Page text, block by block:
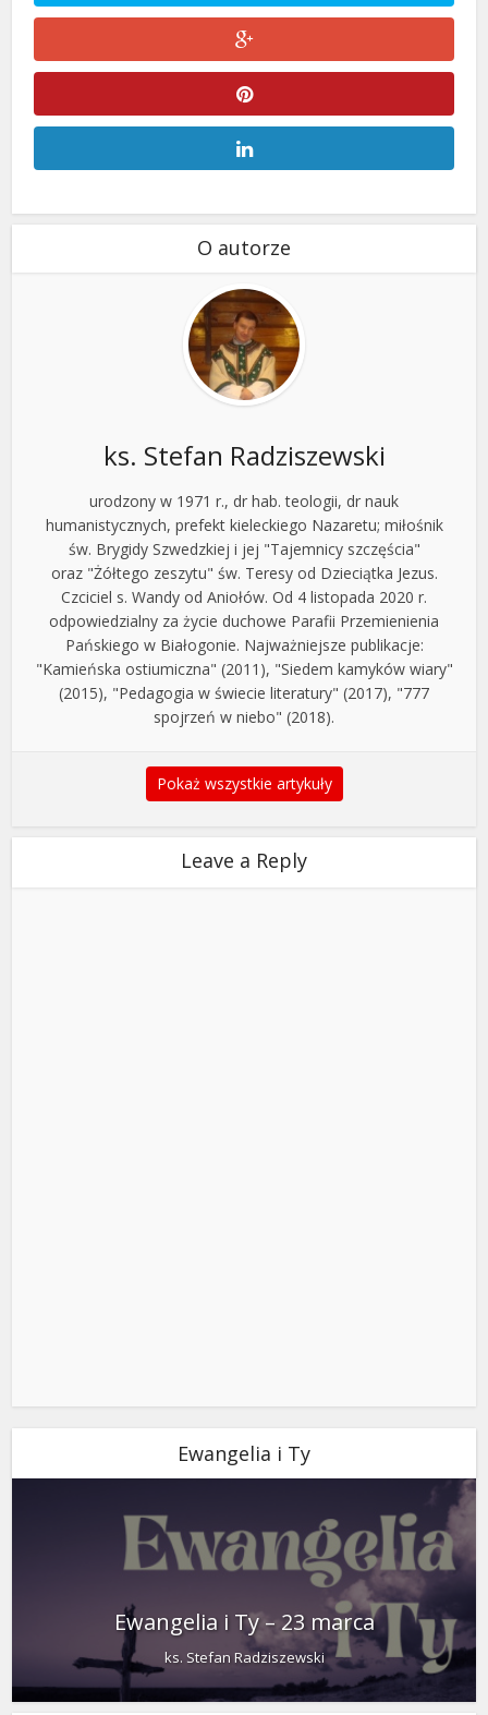
O autorze
ks. Stefan Radziszewski
urodzony w 1971 r., dr hab. teologii, dr nauk
humanistycznych, prefekt kieleckiego Nazaretu; miłośnik
św. Brygidy Szwedzkiej i jej "Tajemnicy szczęścia"
oraz "Żółtego zeszytu" św. Teresy od Dzieciątka Jezus.
Czciciel s. Wandy od Aniołów. Od 4 listopada 2020 r.
odpowiedzialny za życie duchowe Parafii Przemienienia
Pańskiego w Białogonie. Najważniejsze publikacje:
"Kamieńska ostiumiczna" (2011), "Siedem kamyków wiary"
(2015), "Pedagogia w świecie literatury" (2017), "777
spojrzeń w niebo" (2018).
Pokaż wszystkie artykuły
Leave a Reply
Ewangelia i Ty
Ewangelia i Ty – 23 marca
ks. Stefan Radziszewski